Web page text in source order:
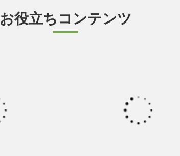
お役立ちコンテンツ